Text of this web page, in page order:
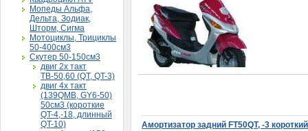
Мопеды Альфа,
Дельта, Зодиак,
Шторм, Сигма
Мотоциклы, Трициклы
50-400см3
Скутер 50-150см3
двиг 2х такт
ТВ-50,60 (QT, QT-3)
двиг 4х такт
(139QMB, GY6-50)
50см3 (короткие
QT-4,-18, длинный
QT-10)
Амортизатор задний FT50QT, -3